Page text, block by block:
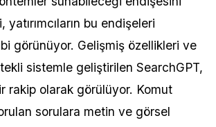
yatırımcıların bu endişeleri
görünüyor. Gelişmiş özellikleri ve
sistemle geliştirilen SearchGPT,
rakip olarak görülüyor. Komut
sorulara metin ve görsel